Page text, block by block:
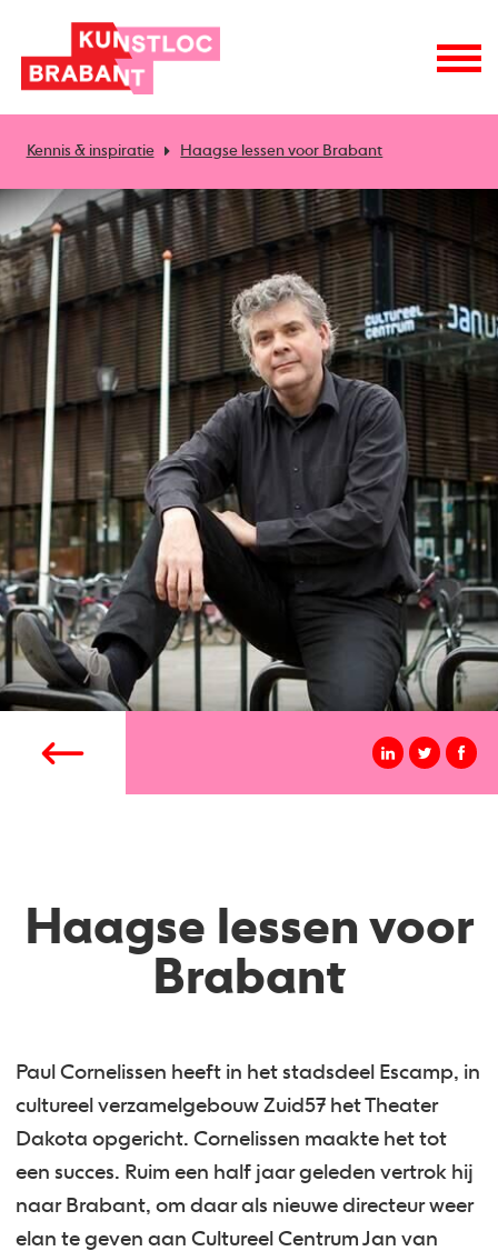
Kennis & inspiratie Haagse lessen voor Brabant
Haagse lessen voor
Brabant
Paul Cornelissen heeft in het stadsdeel Escamp, in
cultureel verzamelgebouw Zuid57 het Theater
Dakota opgericht. Cornelissen maakte het tot
een succes. Ruim een half jaar geleden vertrok hij
naar Brabant, om daar als nieuwe directeur weer
elan te geven aan Cultureel Centrum Jan van